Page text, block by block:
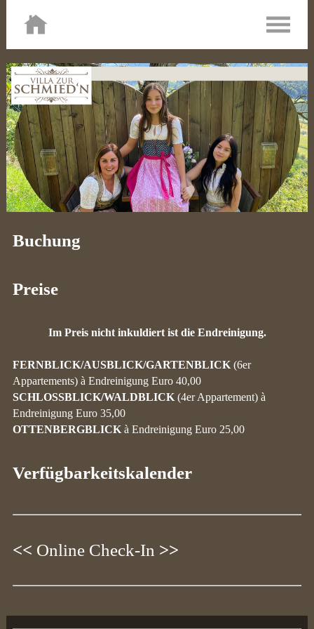
Buchung
Preise
Im Preis nicht inkuldiert ist die Endreinigung.
FERNBLICK/AUSBLICK/GARTENBLICK(6er
Appartements) à Endreinigung Euro 40,00
SCHLOSSBLICK/WALDBLICK (4er Appartement) à
Endreinigung Euro 35,00
OTTENBERGBLICKà Endreinigung Euro 25,00
Verfügbarkeitskalender
<< Online Check-In >>